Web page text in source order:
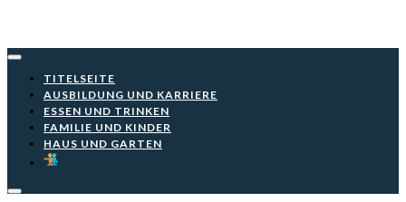
TITELSEITE
AUSBILDUNG UND KARRIERE
ESSEN UND TRINKEN
FAMILIE UND KINDER
HAUS UND GARTEN